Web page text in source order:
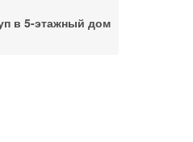
в 5-этажный дом